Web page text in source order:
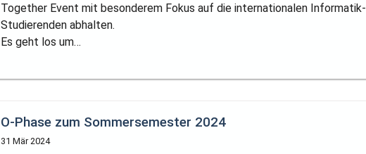
Together Event mit besonderem Fokus auf die internationalen Informatik-
Studierenden abhalten.
Es geht los um…
O-Phase zum Sommersemester 2024
31 Mär 2024